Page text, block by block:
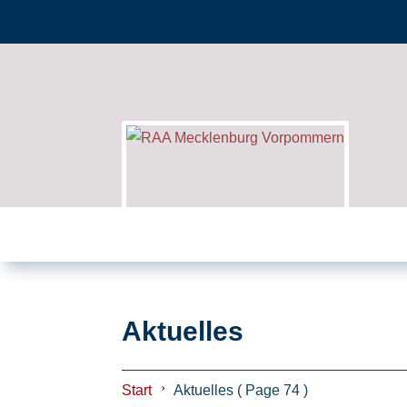
Aktuelles
Start Aktuelles ( Page 74 )